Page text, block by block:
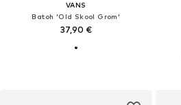
VANS
Batoh 'Old Skool Grom'
37,90 €